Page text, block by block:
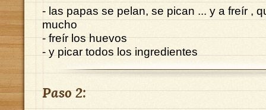
- las papas se pelan, se pican ... y a freír ,
mucho
- freír los huevos
- y picar todos los ingredientes
Paso 2: